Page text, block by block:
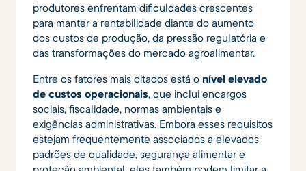
produtores enfrentam dificuldades crescentes
para manter a rentabilidade diante do aumento
dos custos de produção, da pressão regulatória e
das transformações do mercado agroalimentar.
Entre os fatores mais citados está o nível elevado
de custos operacionais, que inclui encargos
sociais, fiscalidade, normas ambientais e
exigências administrativas. Embora esses requisitos
estejam frequentemente associados a elevados
padrões de qualidade, segurança alimentar e